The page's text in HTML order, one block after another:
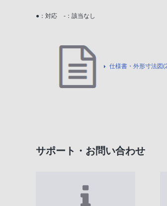
●：対応 -：該当なし
仕様書・外形寸法図
サポート・お問い合わせ